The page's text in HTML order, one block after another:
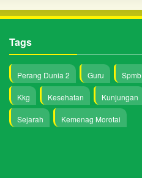
Tags
Perang Dunia 2 Guru Spmb
Kkg Kesehatan Kunjungan
Sejarah Kemenag Morotai